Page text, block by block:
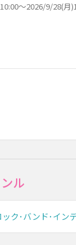
～2026/9/28(月
ル
ック･バンド･イン